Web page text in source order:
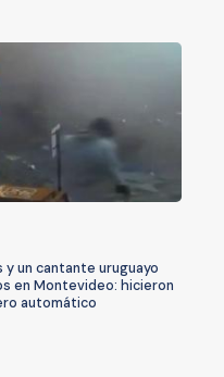
y un cantante uruguayo
en Montevideo: hicieron
automático